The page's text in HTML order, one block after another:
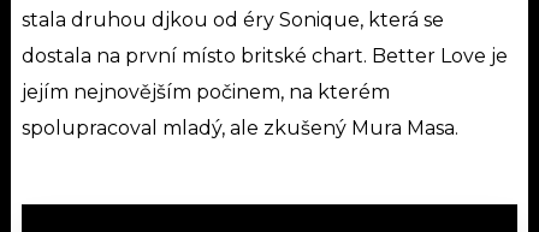
stala druhou djkou od éry Sonique, která se
dostala na první místo britské chart. Better Love je
jejím nejnovějším počinem, na kterém
spolupracoval mladý, ale zkušený Mura Masa.